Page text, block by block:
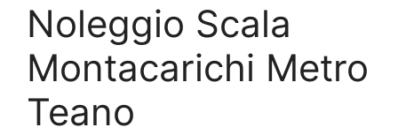
Noleggio Scala
Montacarichi Metro
Teano